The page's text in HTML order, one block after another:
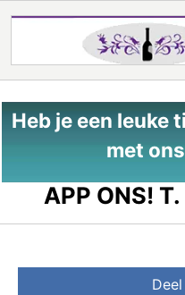
Heb je een leuke
met
APP ONS! T.